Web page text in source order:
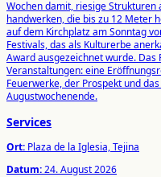
Wochen damit, riesige Strukturen
handwerken, die bis zu 12 Meter
auf dem Kirchplatz am Sonntag
Festivals, das als Kulturerbe
Award ausgezeichnet wurde.
Veranstaltungen: eine
Feuerwerke, der Prospekt und
Augustwochenende.
Services
Ort: Plaza de la Iglesia, Tejina
Datum:24. August 2026